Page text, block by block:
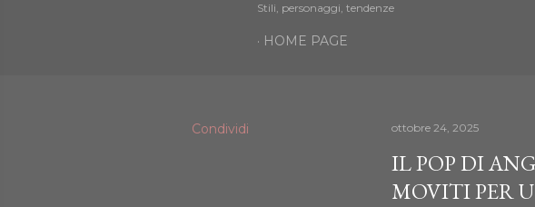
Stili, personaggi, tendenze
HOME PAGE
Condividi ottobre 24, 2025
IL POP DI
MOVITI PER